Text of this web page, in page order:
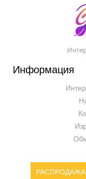
Информация
РАСПРОДАЖА